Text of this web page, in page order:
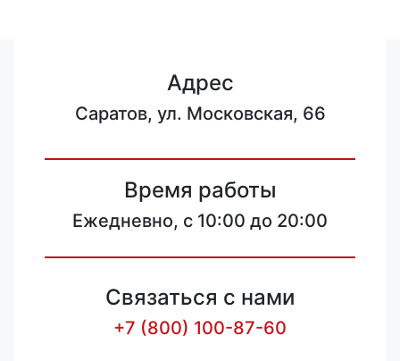
Адрес
Саратов, ул. Московская, 66
Время работы
Ежедневно, с 10:00 до 20:00
Связаться с нами
+7 (800) 100-87-60